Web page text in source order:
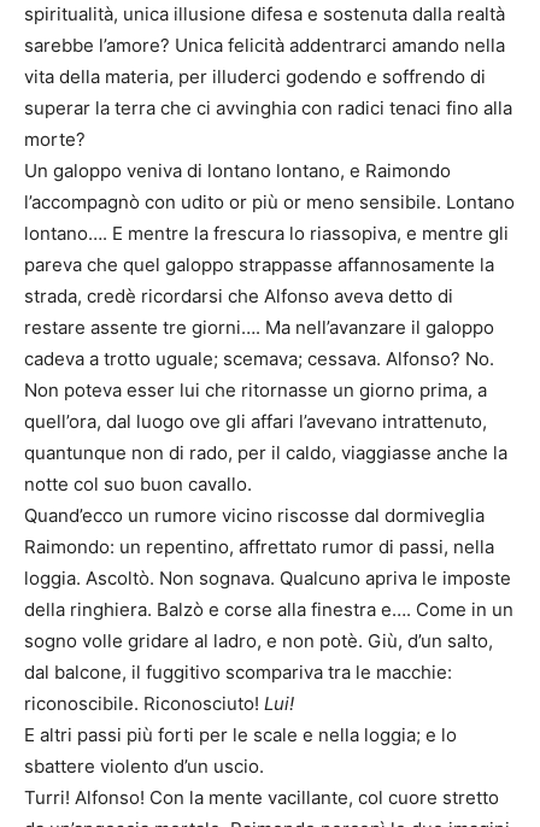
spiritualità, unica illusione difesa e sostenuta dalla realtà
sarebbe l’amore? Unica felicità addentrarci amando nella
vita della materia, per illuderci godendo e soffrendo di
superar la terra che ci avvinghia con radici tenaci fino alla
morte?
Un galoppo veniva di lontano lontano, e Raimondo
l’accompagnò con udito or più or meno sensibile. Lontano
lontano…. E mentre la frescura lo riassopiva, e mentre gli
pareva che quel galoppo strappasse affannosamente la
strada, credè ricordarsi che Alfonso aveva detto di
restare assente tre giorni…. Ma nell’avanzare il galoppo
cadeva a trotto uguale; scemava; cessava. Alfonso? No.
Non poteva esser lui che ritornasse un giorno prima, a
quell’ora, dal luogo ove gli affari l’avevano intrattenuto,
quantunque non di rado, per il caldo, viaggiasse anche la
notte col suo buon cavallo.
Quand’ecco un rumore vicino riscosse dal dormiveglia
Raimondo: un repentino, affrettato rumor di passi, nella
loggia. Ascoltò. Non sognava. Qualcuno apriva le imposte
della ringhiera. Balzò e corse alla finestra e…. Come in un
sogno volle gridare al ladro, e non potè. Giù, d’un salto,
dal balcone, il fuggitivo scompariva tra le macchie:
riconoscibile. Riconosciuto! Lui!
E altri passi più forti per le scale e nella loggia; e lo
sbattere violento d’un uscio.
Turri! Alfonso! Con la mente vacillante, col cuore stretto